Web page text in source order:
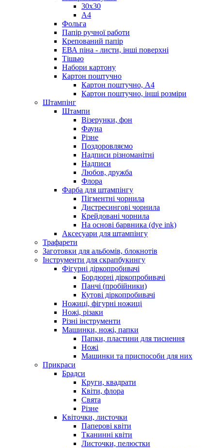
30х30
А4
Фольга
Папір ручної работи
Крепований папір
ЕВА піна - листи, інші поверхні
Тішью
Набори картону
Картон поштучно
Картон поштучно, А4
Картон поштучно, інші розміри
Штампінг
Штампи
Візерунки, фон
Фауна
Різне
Поздоровляємо
Надписи різноманітні
Надписи
Любов, дружба
Флора
Фарба для штампінгу
Пігментні чорнила
Дистресингові чорнила
Крейдовані чорнила
На основі барвника (dye ink)
Аксесуари для штампінгу
Трафарети
Заготовки для альбомів, блокнотів
Інструменти для скрапбукингу
Фігурні діркопробивачі
Бордюрні діркопробивачі
Панчі (пробійники)
Кутові діркопробивачі
Ножиці, фігурні ножиці
Ножі, різаки
Різні інструменти
Машинки, ножі, папки
Папки, пластини для тиснення
Ножі
Машинки та приспособи для них
Прикраси
Брадси
Круги, квадрати
Квіти, флора
Свята
Різне
Квіточки, листочки
Паперові квіти
Тканинні квіти
Листочки, пелюстки